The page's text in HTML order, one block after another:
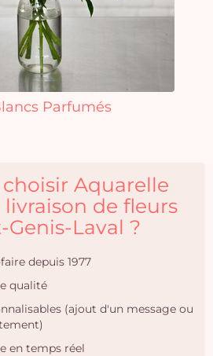
Parfumés
Aquarelle
de fleurs
Genis-Laval ?
depuis 1977
qualité
(ajout d'un message ou
en temps réel